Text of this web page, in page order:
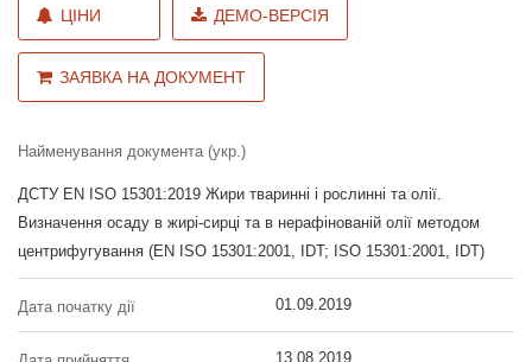
ЦІНИ ДЕМО-ВЕРСІЯ
ЗАЯВКА НА ДОКУМЕНТ
Найменування документа (укр.)
ДСТУ EN ISO 15301:2019 Жири тваринні і рослинні та олії.
Визначення осаду в жирі-сирці та в нерафінованій олії методом
центрифугування (EN ISO 15301:2001, IDT; ISO 15301:2001, IDT)
Дата початку дії 01.09.2019
13.08.2019